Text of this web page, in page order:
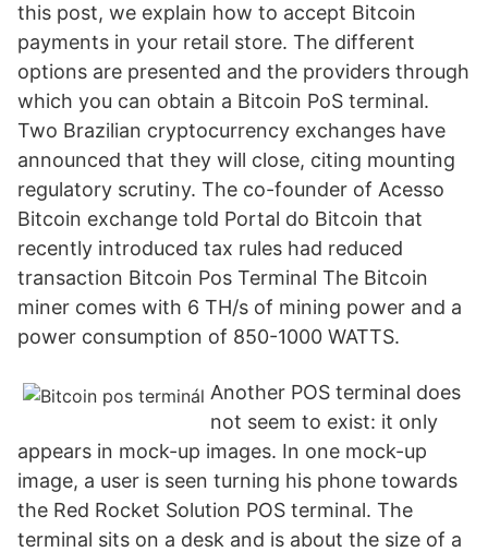
this post, we explain how to accept Bitcoin
payments in your retail store. The different
options are presented and the providers through
which you can obtain a Bitcoin PoS terminal.
Two Brazilian cryptocurrency exchanges have
announced that they will close, citing mounting
regulatory scrutiny. The co-founder of Acesso
Bitcoin exchange told Portal do Bitcoin that
recently introduced tax rules had reduced
transaction Bitcoin Pos Terminal The Bitcoin
miner comes with 6 TH/s of mining power and a
power consumption of 850-1000 WATTS.
Another POS terminal does
not seem to exist: it only
appears in mock-up images. In one mock-up
image, a user is seen turning his phone towards
the Red Rocket Solution POS terminal. The
terminal sits on a desk and is about the size of a